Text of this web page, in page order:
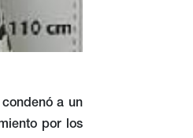
a un
por los